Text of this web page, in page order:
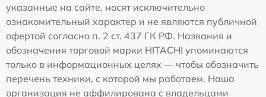
указанные на сайте, носят исключительно
ознакомительный характер и не являются публичной
офертой согласно п. 2 ст. 437 ГК РФ. Названия и
обозначения торговой марки HITACHI упоминаются
только в информационных целях — чтобы обозначить
перечень техники, с которой мы работаем. Наша
организация не аффилирована с владельцами